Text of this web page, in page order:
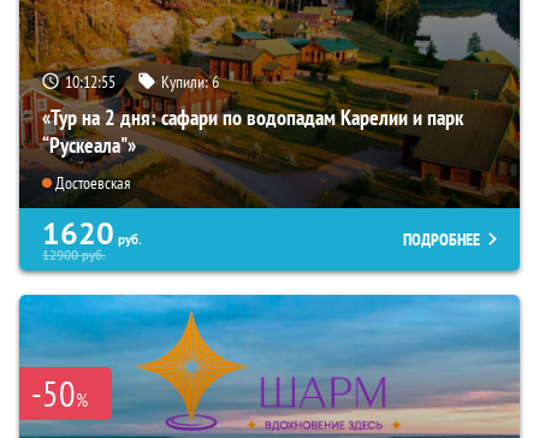
10:12:54 Купили:6
«Тур на 2 дня: сафари по водопадам Карелии и парк
“Рускеала"»
Достоевская
1620 руб.
12900руб.
ПОДРОБНЕЕ
-50%